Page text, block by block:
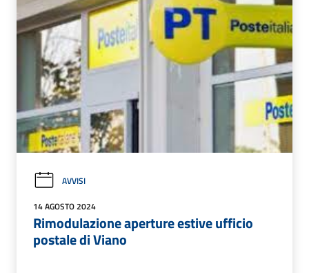
AVVISI
14 AGOSTO 2024
Rimodulazione aperture estive ufficio
postale di Viano